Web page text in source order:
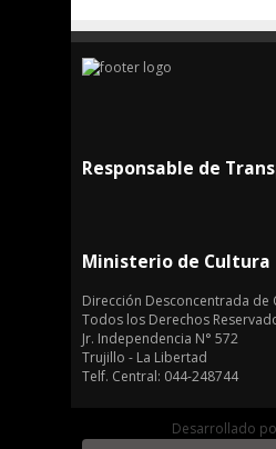
Responsable de
Ministerio de Cultura
Dirección Desconcentrada de
Todos los Derechos
Jr. Independencia N° 572
Trujillo - La Libertad
Telf. Central: 044-248744
Desarrollado